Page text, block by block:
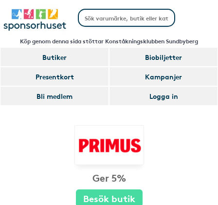
Köp genom denna sida stöttar Konståkningsklubben Sundbyberg
Butiker
Biobiljetter
Presentkort
Kampanjer
Bli medlem
Logga in
Ger 5%
Besök butik